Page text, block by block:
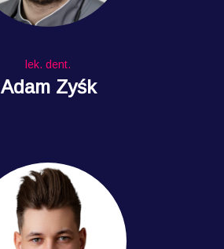
lek. dent.
Adam Zyśk